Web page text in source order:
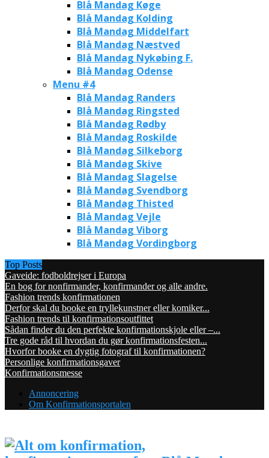
Blå Mandag Køge
Blå Mandag Kolding
Blå Mandag Middelfart
Blå Mandag Næstved
Blå Mandag Nykøbing F.
Blå Mandag Odense
Menu #4
Blå Mandag Randers
Blå Mandag Ringsted
Blå Mandag Rødby
Blå Mandag Roskilde
Blå Mandag Silkeborg
Blå Mandag Skive
Blå Mandag Slagelse
Blå Mandag Svendborg
Blå Mandag Thisted
Blå Mandag Vejle
Blå Mandag Viborg
Blå Mandag Vordingborg
Top Posts
Gaveide: fodboldrejser i Europa
En bog for nonfirmander, konfirmander og alle andre.
Fashion trends konfirmationen
Derfor skal du booke en tryllekunstner eller komiker...
Fashion trends til konfirmationsoutfittet
Sådan finder du den perfekte konfirmationskjole eller –...
Tre gode råd til hvordan du gør konfirmationsfesten...
Hvorfor booke en dygtig fotograf til konfirmationen?
Personlige konfirmationsgaver
Konfirmationsmesse
Annoncering
Om Konfirmationsportalen